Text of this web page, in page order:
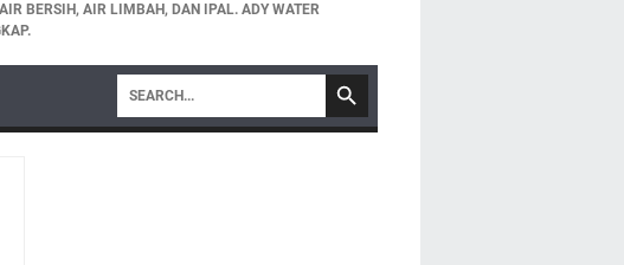
BERSIH, AIR LIMBAH, DAN IPAL. ADY WATER